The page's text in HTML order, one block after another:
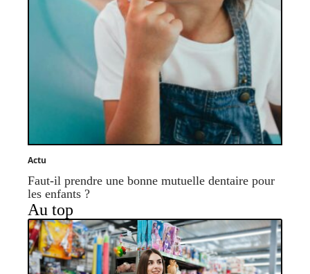
Actu
Faut-il prendre une bonne mutuelle dentaire pour
les enfants ?
Au top